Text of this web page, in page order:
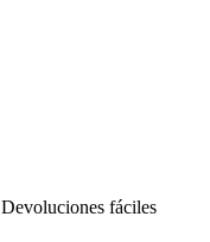
Devoluciones fáciles